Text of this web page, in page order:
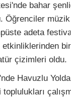
bahar
Öğrenciler
adeta
etkinliklerinden
çizimleri oldu.
Havuzlu